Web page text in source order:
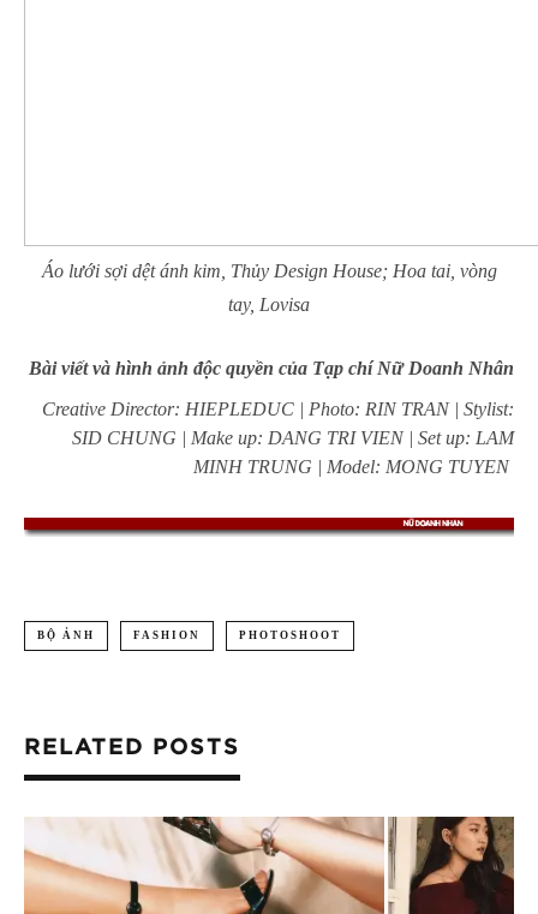
Áo lưới sợi dệt ánh kim, Thủy Design House; Hoa tai, vòng
tay, Lovisa
Bài viết và hình ảnh độc quyền của Tạp chí Nữ Doanh Nhân
Creative Director: HIEPLEDUC | Photo: RIN TRAN | Stylist:
SID CHUNG | Make up: DANG TRI VIEN | Set up: LAM
MINH TRUNG | Model: MONG TUYEN
BỘ ẢNH FASHION PHOTOSHOOT
RELATED POSTS